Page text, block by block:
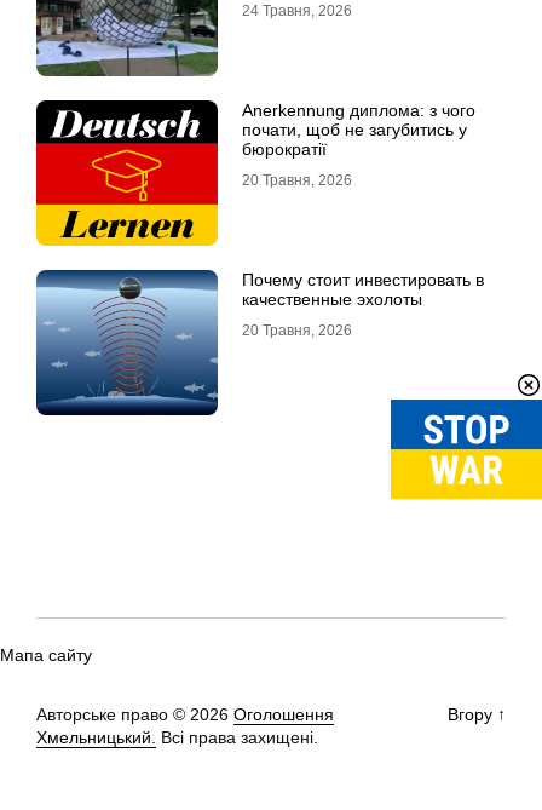
24 Травня, 2026
Anerkennung диплома: з чого
почати, щоб не загубитись у
бюрократії
20 Травня, 2026
Почему стоит инвестировать в
качественные эхолоты
20 Травня, 2026
Мапа сайту
Авторське право © 2026 Оголошення
Хмельницький.
Всі права захищені.
Вгору ↑